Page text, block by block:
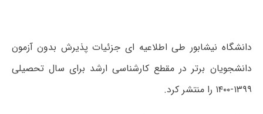
دانشگاه نیشابور طی اطلاعیه ای جزئیات پذیرش بدون آزمون
دانشجویان برتر در مقطع کارشناسی ارشد برای سال تحصیلی
۱۳۹۹-۱۴۰۰ را منتشر کرد.